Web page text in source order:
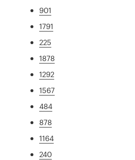
901
1791
225
1878
1292
1567
484
878
1164
240